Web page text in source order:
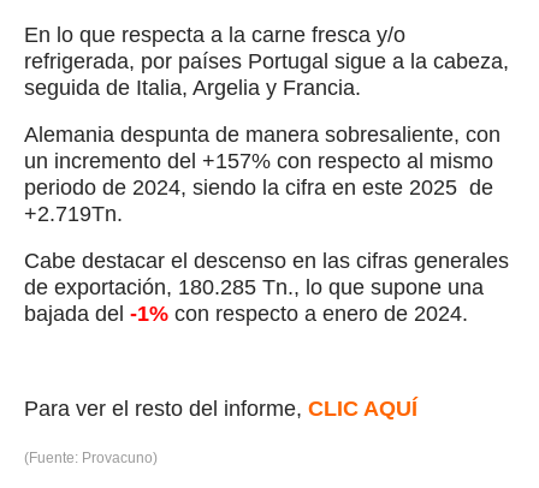
En lo que respecta a la carne fresca y/o
refrigerada, por países Portugal sigue a la cabeza,
seguida de Italia, Argelia y Francia.
Alemania despunta de manera sobresaliente, con
un incremento del +157% con respecto al mismo
periodo de 2024, siendo la cifra en este 2025 de
+2.719Tn.
Cabe destacar el descenso en las cifras generales
de exportación, 180.285 Tn., lo que supone una
bajada del -1% con respecto a enero de 2024.
Para ver el resto del informe, CLIC AQUÍ
(Fuente: Provacuno)